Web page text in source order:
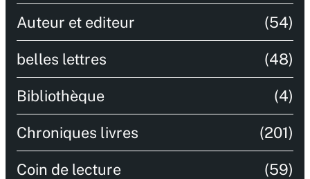
Auteur et editeur (54)
belles lettres (48)
Bibliothèque (4)
Chroniques livres (201)
Coin de lecture (59)